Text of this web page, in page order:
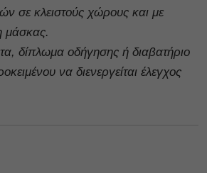
σε κλειστούς χώρους και με
μάσκας.
δίπλωμα οδήγησης ή διαβατήριο
να διενεργείται έλεγχος